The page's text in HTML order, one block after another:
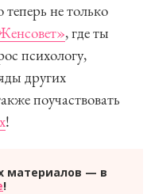
не только
, где ты
психологу,
других
поучаствовать
!
материалов — в
!